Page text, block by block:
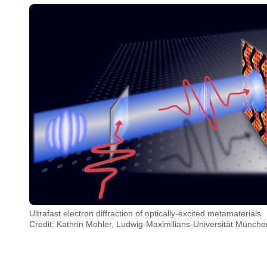
Ultrafast electron diffraction of optically-excited metamaterials
Credit: Kathrin Mohler, Ludwig-Maximilians-Universität